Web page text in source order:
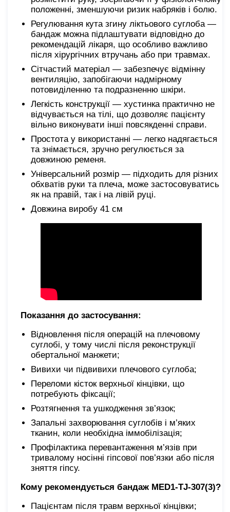
положенні, зменшуючи ризик набряків і болю.
Регулювання кута згину ліктьового суглоба —
бандаж можна підлаштувати відповідно до
рекомендацій лікаря, що особливо важливо
після хірургічних втручань або при травмах.
Сітчастий матеріал — забезпечує відмінну
вентиляцію, запобігаючи надмірному
потовиділенню та подразненню шкіри.
Легкість конструкції — хустинка практично не
відчувається на тілі, що дозволяє пацієнту
вільно виконувати інші повсякденні справи.
Простота у використанні — легко надягається
та знімається, зручно регулюється за
довжиною ременя.
Універсальний розмір — підходить для різних
обхватів руки та плеча, може застосовуватись
як на правій, так і на лівій руці.
Довжина виробу 41 см
Показання до застосування:
Відновлення після операцій на плечовому
суглобі, у тому числі після реконструкції
обертальної манжети;
Вивихи чи підвивихи плечового суглоба;
Переломи кісток верхньої кінцівки, що
потребують фіксації;
Розтягнення та ушкодження зв’язок;
Запальні захворювання суглобів і м’яких
тканин, коли необхідна іммобілізація;
Профілактика перевантаження м’язів при
тривалому носінні гіпсової пов’язки або після
зняття гіпсу.
Кому рекомендується бандаж MED1-TJ-307(3)?
Пацієнтам після травм верхньої кінцівки;